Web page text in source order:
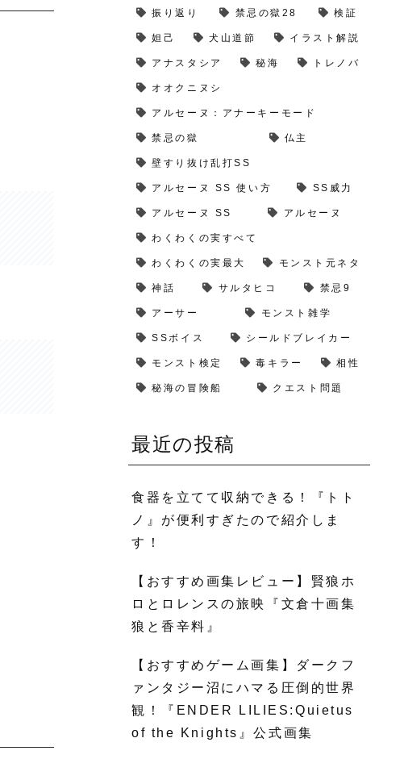
振り返り 禁忌の獄28 検証
妲己 犬山道節 イラスト解説
アナスタシア 秘海 トレノバ
オオクニヌシ
アルセーヌ：アナーキーモード
禁忌の獄 仏主
壁すり抜け乱打SS
アルセーヌ SS 使い方 SS威力
アルセーヌ SS アルセーヌ
わくわくの実すべて
わくわくの実最大 モンスト元ネタ
神話 サルタヒコ 禁忌9
アーサー モンスト雑学
SSボイス シールドブレイカー
モンスト検定 毒キラー 相性
秘海の冒険船 クエスト問題
最近の投稿
食器を立てて収納できる！『トト
ノ』が便利すぎたので紹介しま
す！
【おすすめ画集レビュー】賢狼ホ
ロとロレンスの旅映『文倉十画集
狼と香辛料』
【おすすめゲーム画集】ダークフ
ァンタジー沼にハマる圧倒的世界
観！『ENDER LILIES:Quietus
of the Knights』公式画集